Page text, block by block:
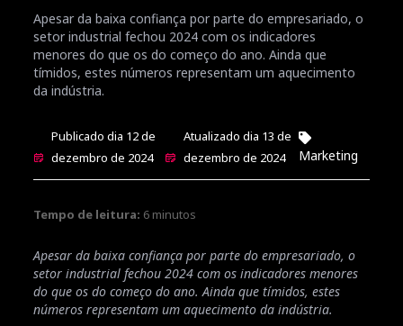
Apesar da baixa confiança por parte do empresariado, o
setor industrial fechou 2024 com os indicadores
menores do que os do começo do ano. Ainda que
tímidos, estes números representam um aquecimento
da indústria.
Publicado dia 12 de
dezembro de 2024
Atualizado dia 13 de
dezembro de 2024
Marketing
Tempo de leitura: 6 minutos
Apesar da baixa confiança por parte do empresariado, o
setor industrial fechou 2024 com os indicadores menores
do que os do começo do ano. Ainda que tímidos, estes
números representam um aquecimento da indústria.